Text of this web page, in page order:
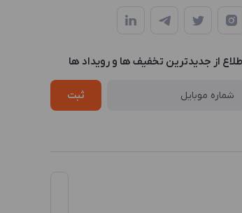
از جدیدترین تخفیف ها و رویداد ها
ثبت